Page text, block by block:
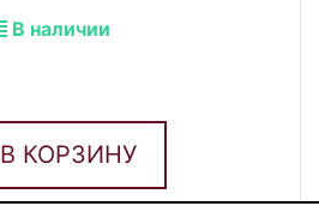
В наличии
В КОРЗИНУ